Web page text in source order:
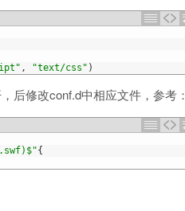
, "text/css" )
后修改conf.d中相应文件，参考：
{